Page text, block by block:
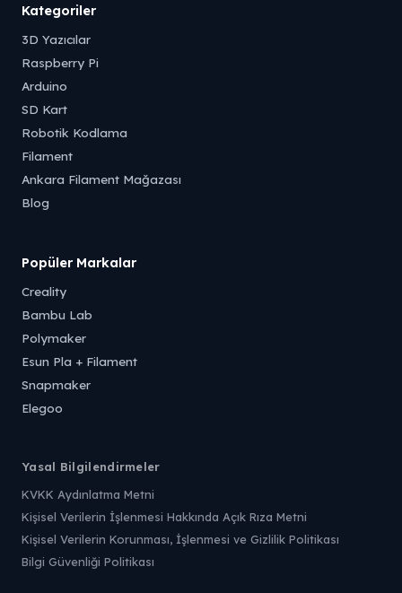
Kategoriler
3D Yazıcılar
Raspberry Pi
Arduino
SD Kart
Robotik Kodlama
Filament
Ankara Filament Mağazası
Blog
Popüler Markalar
Creality
Bambu Lab
Polymaker
Esun Pla + Filament
Snapmaker
Elegoo
Yasal Bilgilendirmeler
KVKK Aydınlatma Metni
Kişisel Verilerin İşlenmesi Hakkında Açık Rıza Metni
Kişisel Verilerin Korunması, İşlenmesi ve Gizlilik Politikası
Bilgi Güvenliği Politikası